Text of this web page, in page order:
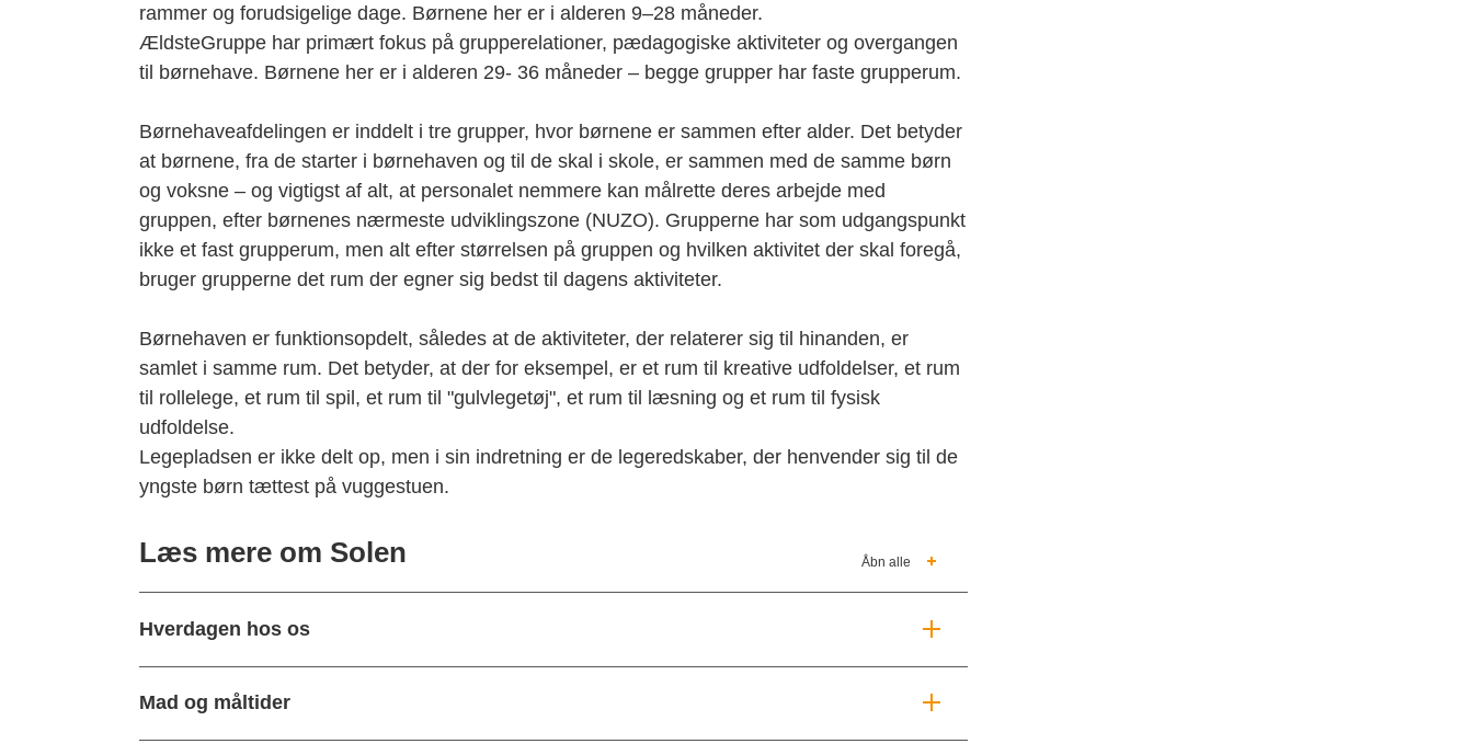
rammer og forudsigelige dage. Børnene her er i alderen 9–28 måneder.
ÆldsteGruppe har primært fokus på grupperelationer, pædagogiske aktiviteter og overgangen
til børnehave. Børnene her er i alderen 29- 36 måneder – begge grupper har faste grupperum.
Børnehaveafdelingen er inddelt i tre grupper, hvor børnene er sammen efter alder. Det betyder
at børnene, fra de starter i børnehaven og til de skal i skole, er sammen med de samme børn
og voksne – og vigtigst af alt, at personalet nemmere kan målrette deres arbejde med
gruppen, efter børnenes nærmeste udviklingszone (NUZO). Grupperne har som udgangspunkt
ikke et fast grupperum, men alt efter størrelsen på gruppen og hvilken aktivitet der skal foregå,
bruger grupperne det rum der egner sig bedst til dagens aktiviteter.
Børnehaven er funktionsopdelt, således at de aktiviteter, der relaterer sig til hinanden, er
samlet i samme rum. Det betyder, at der for eksempel, er et rum til kreative udfoldelser, et rum
til rollelege, et rum til spil, et rum til "gulvlegetøj", et rum til læsning og et rum til fysisk
udfoldelse.
Legepladsen er ikke delt op, men i sin indretning er de legeredskaber, der henvender sig til de
yngste børn tættest på vuggestuen.
Læs mere om Solen Åbn alle
Hverdagen hos os
Mad og måltider